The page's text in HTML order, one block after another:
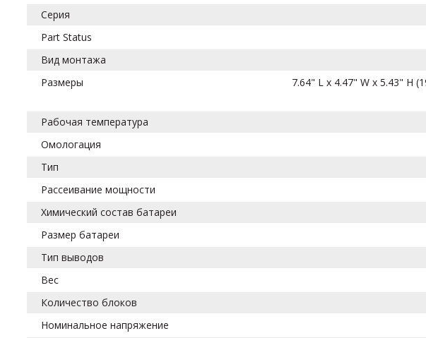
Серия
Part Status
Вид монтажа
Размеры
7.64" L x 4.47" W x 5.43" H
Рабочая температура
Омологация
Тип
Рассеивание мощности
Химический состав батареи
Размер батареи
Тип выводов
Вес
Количество блоков
Номинальное напряжение